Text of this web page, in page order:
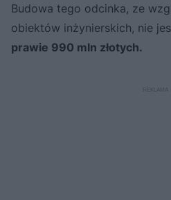
Budowa tego odcinka, ze
obiektów inżynierskich, nie
prawie 990 mln złotych.